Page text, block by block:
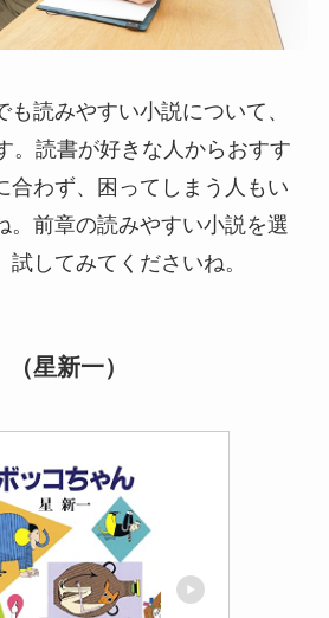
読みやすい小説について、
。読書が好きな人からおすす
合わず、困ってしまう人もい
。前章の読みやすい小説を選
してみてくださいね。
星新一）